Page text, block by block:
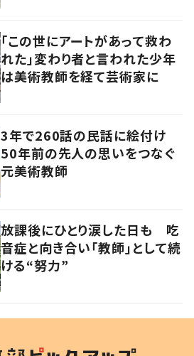
「この世にアートがあって救わ
れた」変わり者と言われた少年
は美術教師を経て芸術家に
3年で260話の民話に絵付け
50年前の先人の思いをつなぐ
元美術教師
放課後にひとり涙した日も 吃
音症と向き合い「教師」として続
ける“努力”